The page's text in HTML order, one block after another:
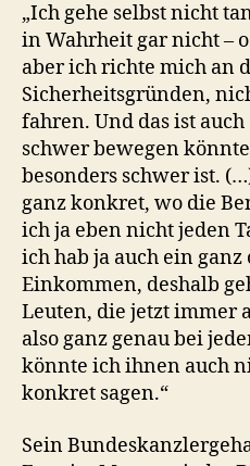
„Ich gehe selbst nicht
in Wahrheit gar nicht –
aber ich richte mich an
Sicherheitsgründen,
fahren. Und das ist
schwer bewegen
besonders schwer ist.
ganz konkret, wo die
ich ja eben nicht jeden
ich hab ja auch ein
Einkommen, deshalb
Leuten, die jetzt immer
also ganz genau bei
könnte ich ihnen auch
konkret sagen.“
Sein